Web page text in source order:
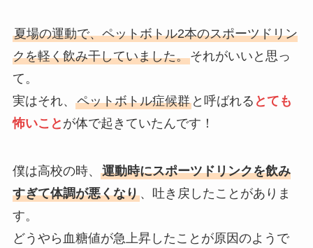
夏場の運動で、ペットボトル2本のスポーツドリン
クを軽く飲み干していました。それがいいと思っ
て。
実はそれ、 ペットボトル症候群と呼ばれる とても
怖いこと が体で起きていたんです！
僕は高校の時、 運動時にスポーツドリンクを飲み
すぎて体調が悪くなり、吐き戻したことがありま
す。
どうやら血糖値が急上昇したことが原因のようで